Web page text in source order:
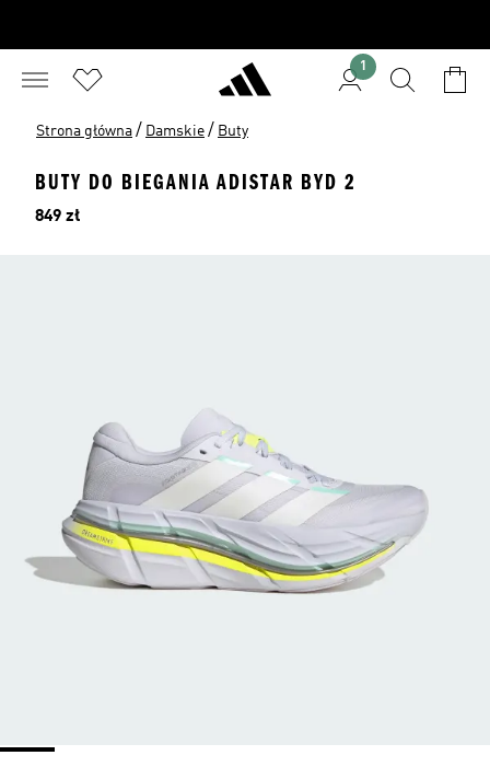
1
Strona główna / Damskie / Buty
BUTY DO BIEGANIA ADISTAR BYD 2
Cena
849 zł